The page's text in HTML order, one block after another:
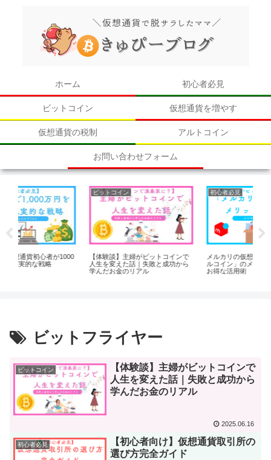
ホーム 初心者必見
ビットコイン 仮想通貨を増やす
仮想通貨の税制 アルトコイン
お問い合わせフォーム
コイン
】主婦がビットコインで
えた話｜失敗と成功から
初心者必見
メルカリの仮想通貨サービス「メ
ルコイン」のメリットと注意点！
お得な活用術
初心者必見
コインチェックは
い？初心者がつま
点3つ
ビットフライヤー
ビットコイン
【体験談】主婦がビットコインで
人生を変えた話｜失敗と成功から
学んだお金のリアル
2025.06.16
初心者必見
【初心者向け】仮想通貨取引所の
選び方完全ガイド